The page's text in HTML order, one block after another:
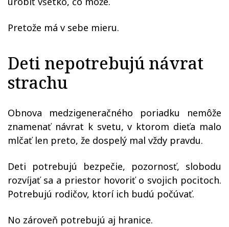
Pretože má v sebe mieru.
Deti nepotrebujú návrat
strachu
Obnova medzigeneračného poriadku nemôže
znamenať návrat k svetu, v ktorom dieťa malo
mlčať len preto, že dospelý mal vždy pravdu.
Deti potrebujú bezpečie, pozornosť, slobodu
rozvíjať sa a priestor hovoriť o svojich pocitoch.
Potrebujú rodičov, ktorí ich budú počúvať.
No zároveň potrebujú aj hranice.